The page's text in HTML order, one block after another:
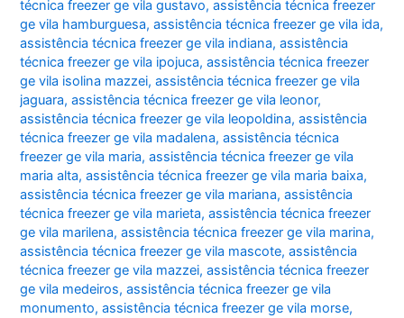
técnica freezer ge vila gustavo,assistência técnica freezer
ge vila hamburguesa,assistência técnica freezer ge vila ida,
assistência técnica freezer ge vila indiana,assistência
técnica freezer ge vila ipojuca,assistência técnica freezer
ge vila isolina mazzei,assistência técnica freezer ge vila
jaguara,assistência técnica freezer ge vila leonor,
assistência técnica freezer ge vila leopoldina,assistência
técnica freezer ge vila madalena,assistência técnica
freezer ge vila maria,assistência técnica freezer ge vila
maria alta,assistência técnica freezer ge vila maria baixa,
assistência técnica freezer ge vila mariana,assistência
técnica freezer ge vila marieta,assistência técnica freezer
ge vila marilena,assistência técnica freezer ge vila marina,
assistência técnica freezer ge vila mascote,assistência
técnica freezer ge vila mazzei,assistência técnica freezer
ge vila medeiros,assistência técnica freezer ge vila
monumento,assistência técnica freezer ge vila morse,